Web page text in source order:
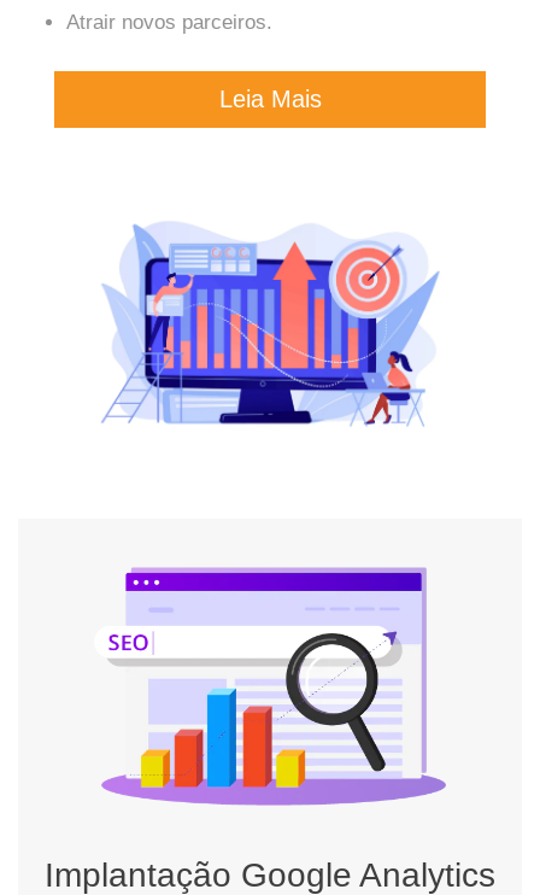
Atrair novos parceiros.
Leia Mais
Implantação Google Analytics